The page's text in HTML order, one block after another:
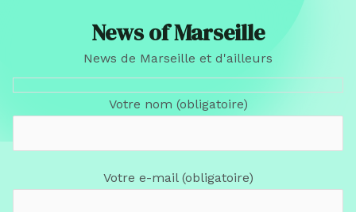
News of Marseille
News de Marseille et d'ailleurs
Votre nom (obligatoire)
Votre e-mail (obligatoire)